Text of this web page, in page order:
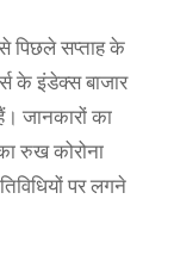
पिछले सप्ताह के
के इंडेक्स बाजार
जानकारों का
रुख कोरोना
पर लगने